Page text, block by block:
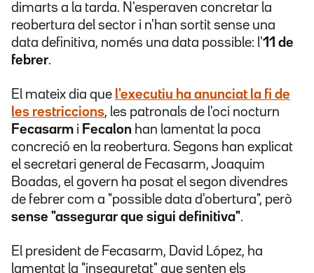
dimarts a la tarda. N'esperaven concretar la
reobertura del sector i n'han sortit sense una
data definitiva, només una data possible: l'11 de
febrer.
El mateix dia que l'executiu ha anunciat la fi de
les restriccions, les patronals de l'oci nocturn
Fecasarm i Fecalon han lamentat la poca
concreció en la reobertura. Segons han explicat
el secretari general de Fecasarm, Joaquim
Boadas, el govern ha posat el segon divendres
de febrer com a "possible data d'obertura", però
sense "assegurar que sigui definitiva".
El president de Fecasarm, David López, ha
lamentat la "inseguretat" que senten els